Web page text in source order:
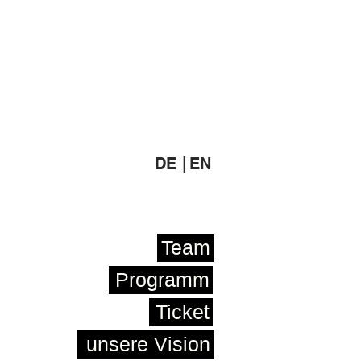
DE | EN
Team
Programm
Ticket
unsere Vision